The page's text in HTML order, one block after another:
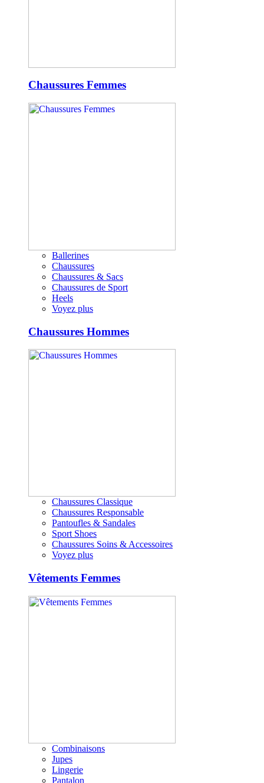
Chaussures Femmes
Ballerines
Chaussures
Chaussures & Sacs
Chaussures de Sport
Heels
Voyez plus
Chaussures Hommes
Chaussures Classique
Chaussures Responsable
Pantoufles & Sandales
Sport Shoes
Chaussures Soins & Accessoires
Voyez plus
Vêtements Femmes
Combinaisons
Jupes
Lingerie
Pantalon